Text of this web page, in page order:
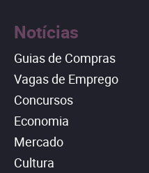
Notícias
Guias de Compras
Vagas de Emprego
Concursos
Economia
Mercado
Cultura